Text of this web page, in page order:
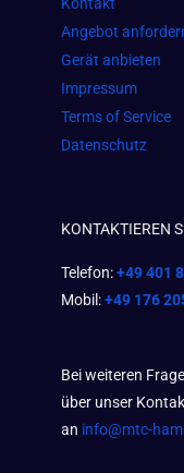
Angebot
Gerät anbieten
Impressum
Terms of Service
Datenschutz
KONTAKTIEREN
Telefon:+49 401
Mobil:+49 176
Bei weiteren
über unser
an info@mtc-